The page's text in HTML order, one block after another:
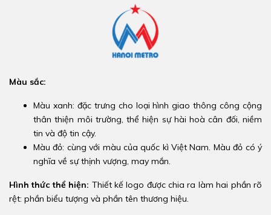
Màu sắc:
Màu xanh: đặc trưng cho loại hình giao thông công cộng
thân thiện môi trường, thể hiện sự hài hoà cân đối, niềm
tin và độ tin cậy.
Màu đỏ: cùng với màu của quốc kì Việt Nam. Màu đỏ có ý
nghĩa về sự thịnh vượng, may mắn.
Hình thức thể hiện: Thiết kế logo được chia ra làm hai phần rõ
rệt: phần biểu tượng và phần tên thương hiệu.